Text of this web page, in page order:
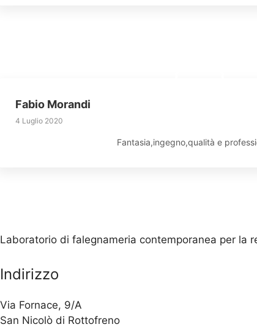
Fabio Morandi
4 Luglio 2020
Fantasia,ingegno,qualità e
Laboratorio di falegnameria contemporanea per la
Indirizzo
Via Fornace, 9/A
San Nicolò di Rottofreno